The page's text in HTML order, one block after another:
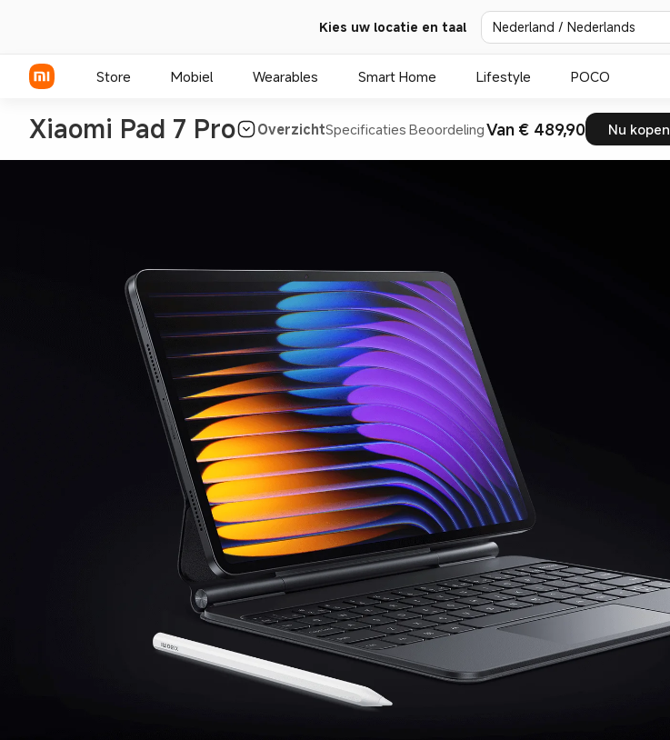
Kies uw locatie en taal Nederland / Nederlands
Store Mobiel Wearables Smart Home Lifestyle POCO
Xiaomi Pad 7 Pro OverzichtSpecificaties BeoordelingVan € 489,90 Nu kopen